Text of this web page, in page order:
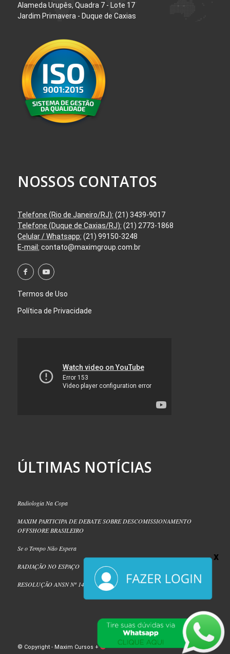
Alameda Urupês, Quadra 7 - Lote 17
Jardim Primavera - Duque de Caxias
NOSSOS CONTATOS
Telefone (Rio de Janeiro/RJ): (21) 3439-9017
Telefone (Duque de Caxias/RJ): (21) 2773-1868
Celular / Whatsapp: (21) 99150-3248
E-mail: contato@maximgroup.com.br
Termos de Uso
Política de Privacidade
ÚLTIMAS NOTÍCIAS
Radiologia Na Copa
MAXIM PARTICIPA DE DEBATE SOBRE DESCOMISSIONAMENTO
OFFSHORE BRASILEIRO
Se o Tempo Não Espera
RADIAÇÃO NO ESPAÇO
RESOLUÇÃO ANSN Nº 14/2026
© Copyright - Maxim Cursos +